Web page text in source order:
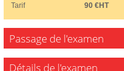
Tarif
90 €HT
Passage de l'examen
Détails de l'examen